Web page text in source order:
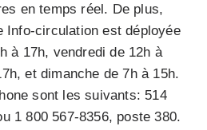
en temps réel. De plus,
Info-circulation est déployée
à 17h, vendredi de 12h à
et dimanche de 7h à 15h.
sont les suivants: 514
1 800 567-8356, poste 380.